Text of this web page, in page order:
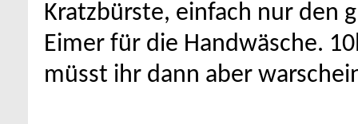
Kratzbürste, einfach nur den
Eimer für die Handwäsche.
müsst ihr dann aber